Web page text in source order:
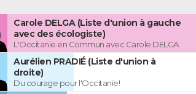
Carole DELGA (Liste d'union à gauche
avec des écologiste)
L'Occitanie en Commun avec Carole DELGA
Aurélien PRADIÉ (Liste d'union à
droite)
Du courage pour l'Occitanie!